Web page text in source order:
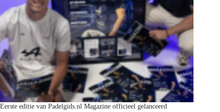
Eerste editie van Padelgids.nl Magazine officieel gelanceerd